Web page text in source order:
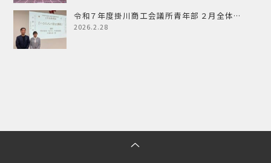
令和７年度掛川商工会議所青年部 ２月全体…
2026.2.28